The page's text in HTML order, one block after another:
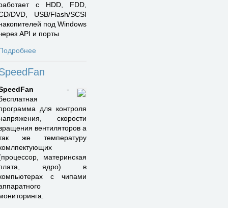
с HDD, FDD,
DVD, USB/Flash/SCSI
под Windows
API и порты
-
для контроля
скорости
вентиляторов а
же температуру
материнская
ядро) в
с чипами